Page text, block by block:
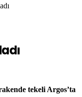
tekeli Argos’ta